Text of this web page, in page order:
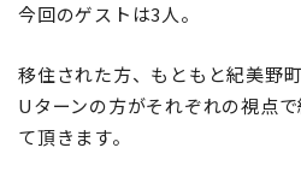
今回のゲストは3人。
移住された方、もともと紀美野
Uターンの方がそれぞれの視点
て頂きます。